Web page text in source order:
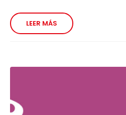
LEER MÁS